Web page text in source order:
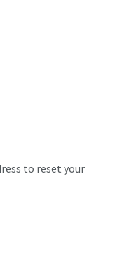
to reset your